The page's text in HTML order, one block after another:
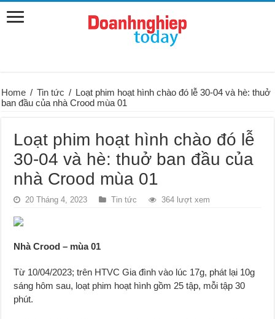
Home / Tin tức / Loạt phim hoạt hình chào đó lễ 30-04 và hè: thuở
ban đầu của nhà Crood mùa 01
Loạt phim hoạt hình chào đó lễ
30-04 và hè: thuở ban đầu của
nhà Crood mùa 01
20 Tháng 4, 2023 Tin tức 364 lượt xem
Nhà Crood – mùa 01
Từ 10/04/2023; trên HTVC Gia đình vào lúc 17g, phát lại 10g
sáng hôm sau, loạt phim hoạt hình gồm 25 tập, mỗi tập 30
phút.